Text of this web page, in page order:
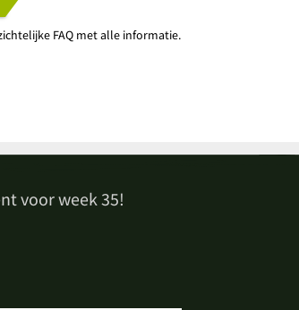
FAQ met alle informatie.
voor week 35!